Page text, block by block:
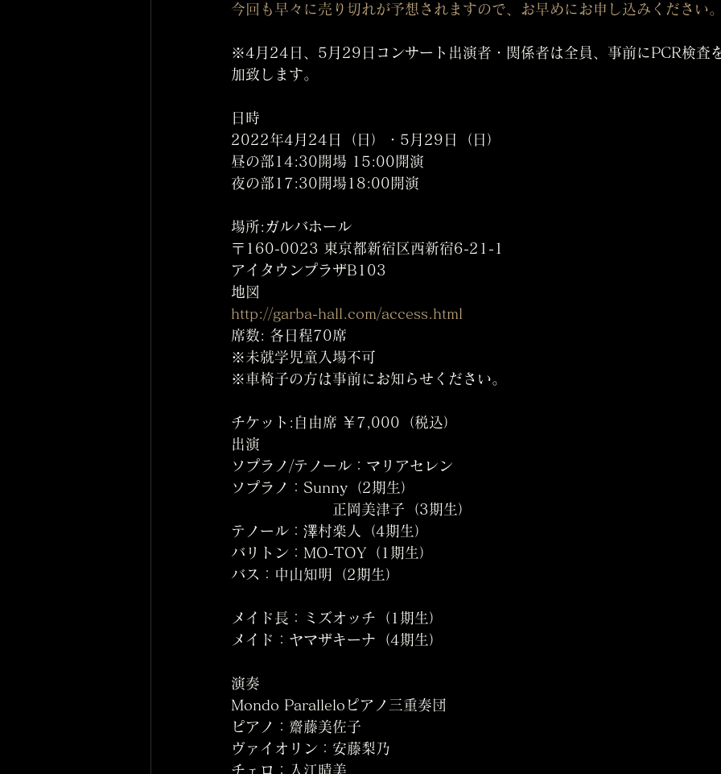
今回も早々に売り切れが予想されますので、お早めにお申し込みください。
※4月24日、5月29日コンサート出演者・関係者は全員、事前にPCR検査
加致します。
日時
2022年4月24日（日）・5月29日（日）
昼の部14:30開場 15:00開演
夜の部17:30開場18:00開演
場所:ガルバホール
〒160-0023 東京都新宿区西新宿6-21-1
アイタウンプラザB103
地図
http://garba-hall.com/access.html
席数: 各日程70席
※未就学児童入場不可
※車椅子の方は事前にお知らせください。
チケット:自由席 ￥7,000（税込）
出演
ソプラノ/テノール：マリアセレン
ソプラノ：Sunny（2期生）
                     正岡美津子（3期生）
テノール：澤村楽人（4期生）
バリトン：MO-TOY（1期生）
バス：中山知明（2期生）
メイド長：ミズオッチ（1期生）
メイド：ヤマザキーナ（4期生）
演奏
Mondo Paralleloピアノ三重奏団
ピアノ：齋藤美佐子
ヴァイオリン：安藤梨乃
チェロ：入江晴美